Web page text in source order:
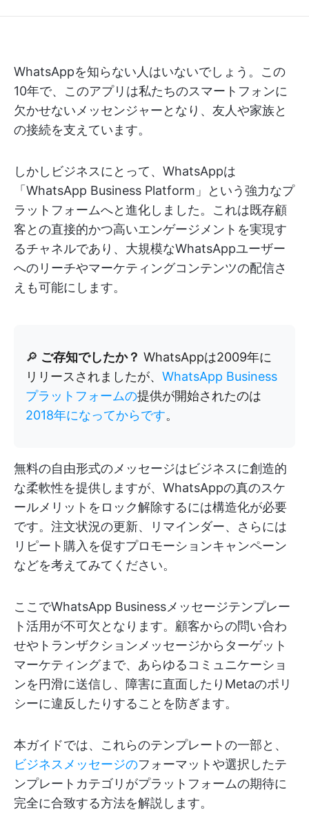
WhatsAppを知らない人はいないでしょう。この
10年で、このアプリは私たちのスマートフォンに
欠かせないメッセンジャーとなり、友人や家族と
の接続を支えています。
しかしビジネスにとって、WhatsAppは
「WhatsApp Business Platform」という強力なプ
ラットフォームへと進化しました。これは既存顧
客との直接的かつ高いエンゲージメントを実現す
るチャネルであり、大規模なWhatsAppユーザー
へのリーチやマーケティングコンテンツの配信さ
えも可能にします。
🔎 ご存知でしたか？ WhatsAppは2009年に
リリースされましたが、 WhatsApp Business
プラットフォームの提供が開始されたのは
2018年になってからです。
無料の自由形式のメッセージはビジネスに創造的
な柔軟性を提供しますが、WhatsAppの真のスケ
ールメリットをロック解除するには構造化が必要
です。注文状況の更新、リマインダー、さらには
リピート購入を促すプロモーションキャンペーン
などを考えてみてください。
ここでWhatsApp Businessメッセージテンプレー
ト活用が不可欠となります。顧客からの問い合わ
せやトランザクションメッセージからターゲット
マーケティングまで、あらゆるコミュニケーショ
ンを円滑に送信し、障害に直面したりMetaのポリ
シーに違反したりすることを防ぎます。
本ガイドでは、これらのテンプレートの一部と、
ビジネスメッセージのフォーマットや選択したテ
ンプレートカテゴリがプラットフォームの期待に
完全に合致する方法を解説します。